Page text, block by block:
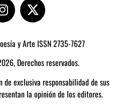
y Arte ISSN 2735-7627
Derechos reservados.
de exclusiva responsabilidad de sus
la opinión de los editores.